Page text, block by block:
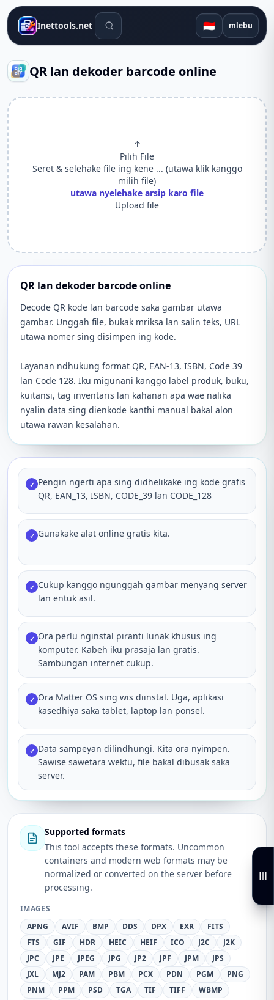
Inettools.net Alat telusuran 🇮🇩 mlebu
QR lan dekoder barcode online
↑
Pilih File
Seret & selehake file ing kene ... (utawa klik kanggo
milih file)
utawa nyelehake arsip karo file
Upload file
QR lan dekoder barcode online
Decode QR kode lan barcode saka gambar utawa
gambar. Unggah file, bukak mriksa lan salin teks, URL
utawa nomer sing disimpen ing kode.
Layanan ndhukung format QR, EAN-13, ISBN, Code 39
lan Code 128. Iku migunani kanggo label produk, buku,
kuitansi, tag inventaris lan kahanan apa wae nalika
nyalin data sing dienkode kanthi manual bakal alon
utawa rawan kesalahan.
✓ Pengin ngerti apa sing didhelikake ing kode grafis
QR, EAN_13, ISBN, CODE_39 lan CODE_128
✓ Gunakake alat online gratis kita.
✓ Cukup kanggo ngunggah gambar menyang server
lan entuk asil.
✓ Ora perlu nginstal piranti lunak khusus ing
komputer. Kabeh iku prasaja lan gratis.
Sambungan internet cukup.
✓ Ora Matter OS sing wis diinstal. Uga, aplikasi
kasedhiya saka tablet, laptop lan ponsel.
✓ Data sampeyan dilindhungi. Kita ora nyimpen.
Sawise sawetara wektu, file bakal dibusak saka
server.
Supported formats
This tool accepts these formats. Uncommon
containers and modern web formats may be
normalized or converted on the server before
processing.
IMAGES
APNG
AVIF BMP DDS DPX EXR
FITS
FTS
GIF HDR HEIC HEIF ICO J2C
J2K
JPC
JPE JPEG JPG JP2 JPF JPM
JPS
JXL
MJ2 PAM PBM PCX PDN PGM
PNG
PNM
PPM PSD TGA TIF TIFF
WBMP